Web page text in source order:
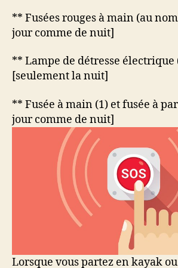
** Fusées rouges à main (au
jour comme de nuit]
** Lampe de détresse électrique
[seulement la nuit]
** Fusée à main (1) et fusée à
jour comme de nuit]
Lorsque vous partez en kayak